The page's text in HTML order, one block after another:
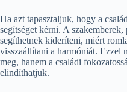
Ha azt tapasztaljuk, hogy a
segítséget kérni. A
segíthetnek kideríteni, miért
visszaállítani a harmóniát. Ezzel
meg, hanem a családi
elindíthatjuk.